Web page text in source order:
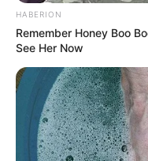
HABERION
Remember Honey Boo
See Her Now